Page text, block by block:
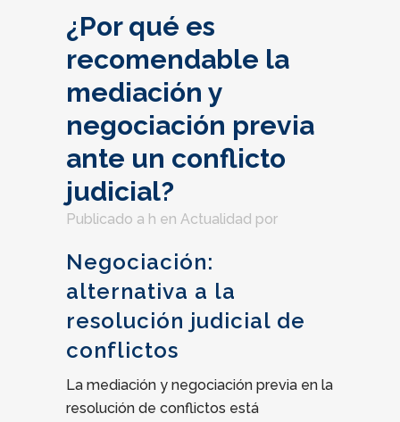
¿Por qué es
recomendable la
mediación y
negociación previa
ante un conflicto
judicial?
Publicado a h en Actualidad por
Negociación:
alternativa a la
resolución judicial de
conflictos
La mediación y negociación previa en la
resolución de conflictos está